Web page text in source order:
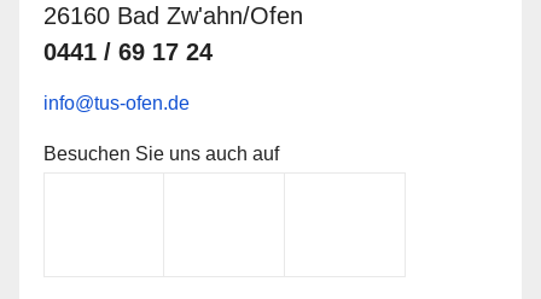
26160 Bad Zw'ahn/Ofen
0441 / 69 17 24
info@tus-ofen.de
Besuchen Sie uns auch auf